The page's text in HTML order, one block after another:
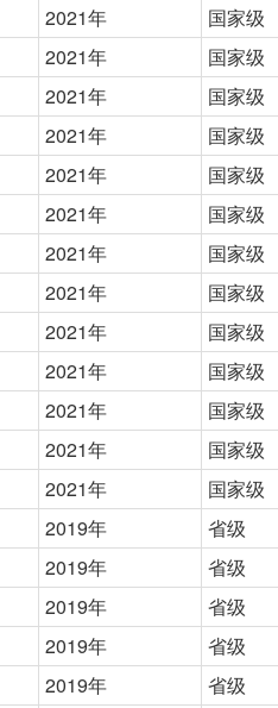
2021年
国家级
2021年
国家级
2021年
国家级
2021年
国家级
2021年
国家级
2021年
国家级
2021年
国家级
2021年
国家级
2021年
国家级
2021年
国家级
2021年
国家级
2021年
国家级
2021年
国家级
2019年
省级
2019年
省级
2019年
省级
2019年
省级
2019年
省级